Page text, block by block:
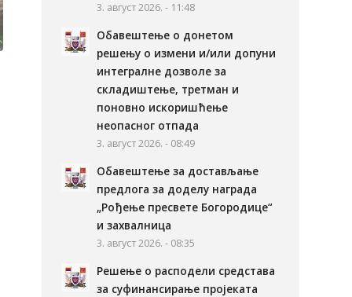
3. август 2026. - 11:48
Обавештење о донетом
решењу о измени и/или допуни
интегралне дозволе за
складиштење, третман и
поновно искоришћење
неопасног отпада
3. август 2026. - 08:49
Обавештење за достављање
предлога за доделу награда
„Рођење пресвете Богородице“
и захвалница
3. август 2026. - 08:35
Решење о расподели средстава
за суфинансирање пројеката